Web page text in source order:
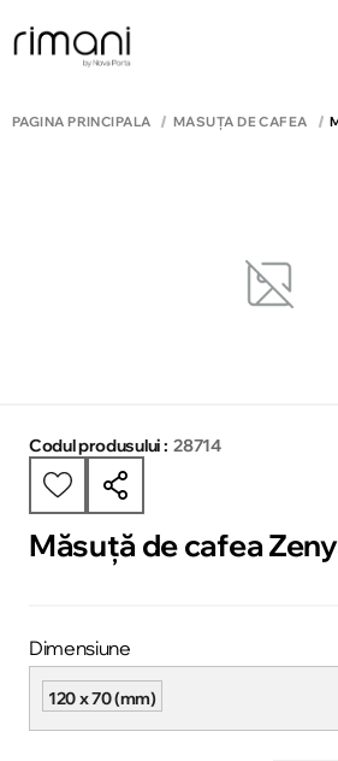
PAGINA PRINCIPALĂ MĂSUȚĂ DE CAFEA
Codul produsului : 28714
Măsuță de cafea
Dimensiune
120 x 70 (mm)